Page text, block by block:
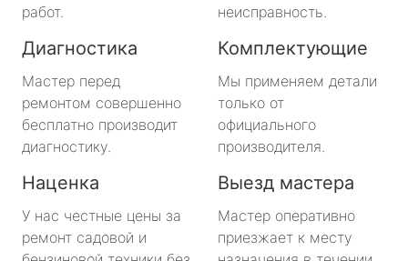
работ.
неисправность.
Диагностика
Мастер перед
ремонтом совершенно
бесплатно производит
диагностику.
Комплектующие
Мы применяем детали
только от
официального
производителя.
Наценка
У нас честные цены за
ремонт садовой и
Выезд мастера
Мастер оперативно
приезжает к месту